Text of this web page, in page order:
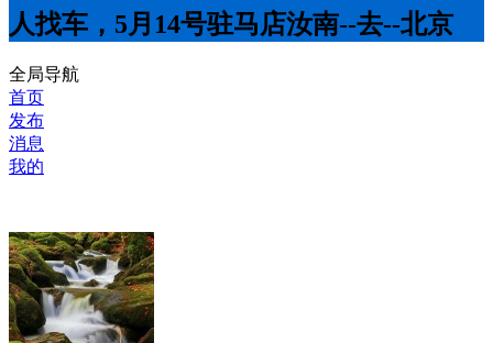
人找车，5月14号驻马店汝南--去--北京
全局导航
首页
发布
消息
我的